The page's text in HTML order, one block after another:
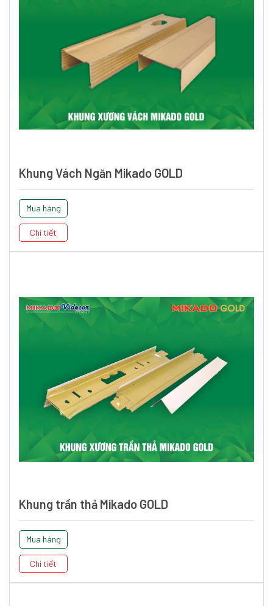
Khung Vách Ngăn Mikado GOLD
Mua hàng
Chi tiết
Khung trần thả Mikado GOLD
Mua hàng
Chi tiết